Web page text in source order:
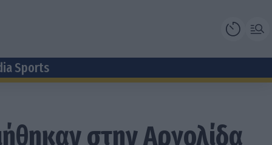
Sports
στην Αργολίδα